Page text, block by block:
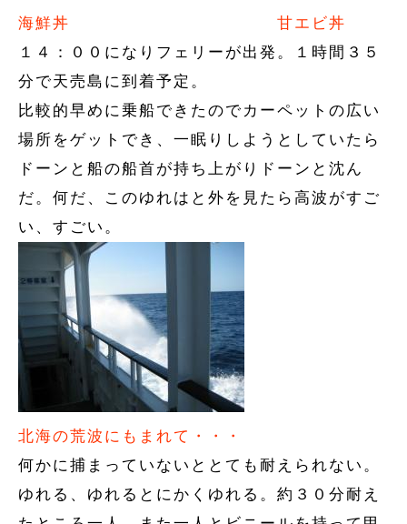
海鮮丼
甘エビ丼
１４：００になりフェリーが出発。１時間３５
分で天売島に到着予定。
比較的早めに乗船できたのでカーペットの広い
場所をゲットでき、一眠りしようとしていたら
ドーンと船の船首が持ち上がりドーンと沈ん
だ。何だ、このゆれはと外を見たら高波がすご
い、すごい。
北海の荒波にもまれて・・・
何かに捕まっていないととても耐えられない。
ゆれる、ゆれるとにかくゆれる。約３０分耐え